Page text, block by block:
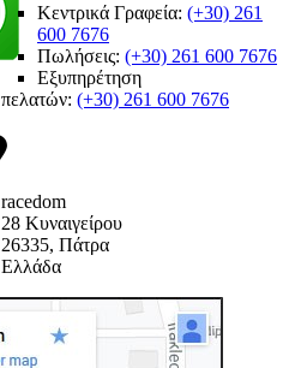
Κεντρικά Γραφεία: (+30) 261
600 7676
Πωλήσεις: (+30) 261 600 7676
Εξυπηρέτηση
πελατών: (+30) 261 600 7676
racedom
28 Κυναιγείρου
26335, Πάτρα
Ελλάδα